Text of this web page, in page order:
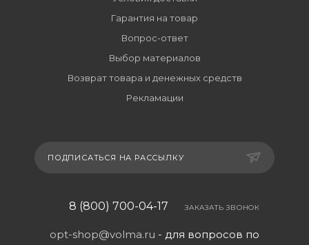
Гарантия на товар
Вопрос-ответ
Выбор материалов
Возврат товара и денежных средств
Рекламации
ПОДПИСАТЬСЯ НА РАССЫЛКУ
8 (800) 700-04-17 ЗАКАЗАТЬ ЗВОНОК
opt-shop@volma.ru - для вопросов по